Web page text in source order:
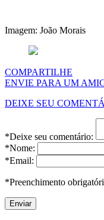
Imagem: João Morais
COMPARTILHE
ENVIE PARA UM
DEIXE SEU
*Deixe seu comentário:
*Nome:
*Email:
*Preenchimento